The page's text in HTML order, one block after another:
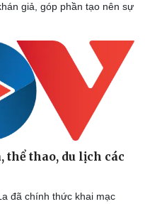
Nhà đẹp
Tình yêu - Gia đình
giả, góp phần tạo nên sự
thể thao, du lịch các
đã chính thức khai mạc